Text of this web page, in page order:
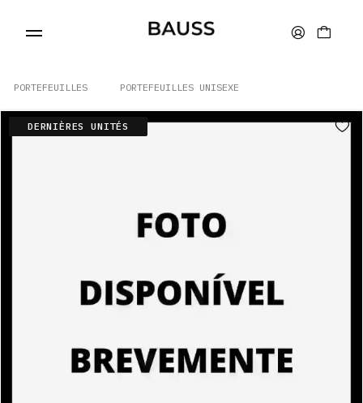
PORTEFEUILLES PORTEFEUILLES UNISEXE
DERNIÈRES UNITÉS